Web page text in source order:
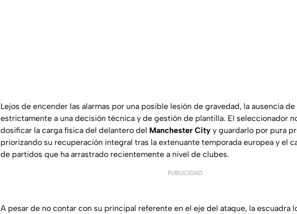
Lejos de encender las alarmas por una posible lesión de gravedad, la ausencia de
estrictamente a una decisión técnica y de gestión de plantilla. El seleccionador
dosificar la carga física del delantero del Manchester City y guardarlo por pura
priorizando su recuperación integral tras la extenuante temporada europea y el
de partidos que ha arrastrado recientemente a nivel de clubes.
PUBLICIDAD
A pesar de no contar con su principal referente en el eje del ataque, la escuadra